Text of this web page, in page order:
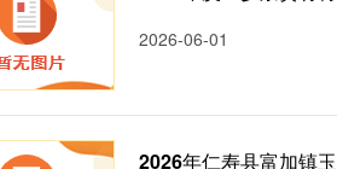
2026-06-01
2026年仁寿县富加镇